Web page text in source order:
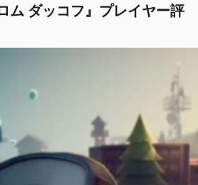
ム ダッコフ』プレイヤー評